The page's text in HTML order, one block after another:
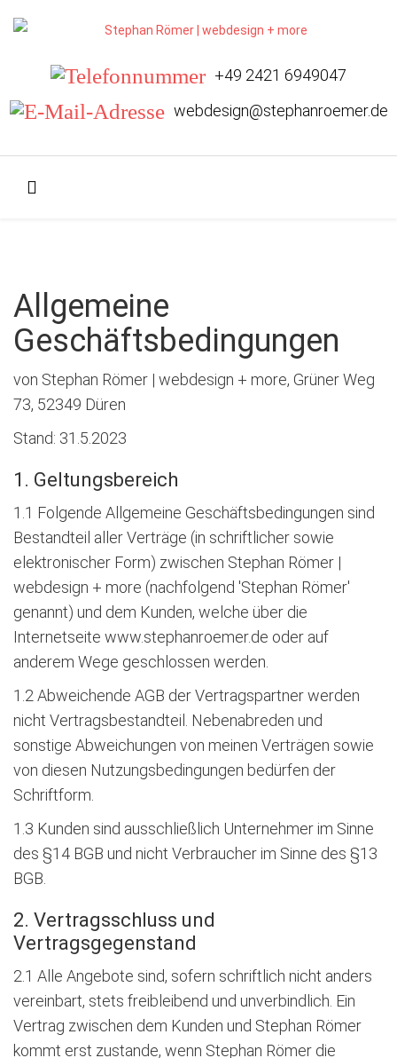
+49 2421 6949047
webdesign@stephanroemer.de
Allgemeine
Geschäftsbedingungen
von Stephan Römer | webdesign + more, Grüner Weg
73, 52349 Düren
Stand: 31.5.2023
1. Geltungsbereich
1.1 Folgende Allgemeine Geschäftsbedingungen sind
Bestandteil aller Verträge (in schriftlicher sowie
elektronischer Form) zwischen Stephan Römer |
webdesign + more (nachfolgend 'Stephan Römer'
genannt) und dem Kunden, welche über die
Internetseite www.stephanroemer.de oder auf
anderem Wege geschlossen werden.
1.2 Abweichende AGB der Vertragspartner werden
nicht Vertragsbestandteil. Nebenabreden und
sonstige Abweichungen von meinen Verträgen sowie
von diesen Nutzungsbedingungen bedürfen der
Schriftform.
1.3 Kunden sind ausschließlich Unternehmer im Sinne
des §14 BGB und nicht Verbraucher im Sinne des §13
BGB.
2. Vertragsschluss und
Vertragsgegenstand
2.1 Alle Angebote sind, sofern schriftlich nicht anders
vereinbart, stets freibleibend und unverbindlich. Ein
Vertrag zwischen dem Kunden und Stephan Römer
kommt erst zustande, wenn Stephan Römer die